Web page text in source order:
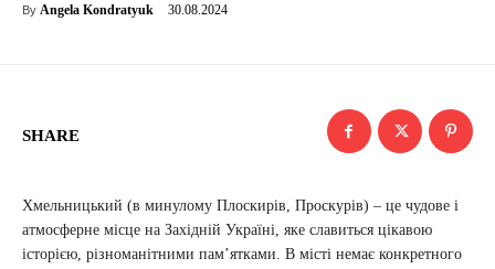
By Angela Kondratyuk 30.08.2024
SHARE
Хмельницький (в минулому Плоскирів, Проскурів) – це чудове і
атмосферне місце на Західній Україні, яке славиться цікавою
історією, різноманітними пам’ятками. В місті немає конкретного